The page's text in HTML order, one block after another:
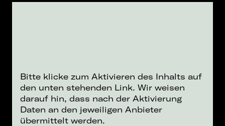
Bitte klicke zum Aktivieren des Inhalts auf
den unten stehenden Link. Wir weisen
darauf hin, dass nach der Aktivierung
Daten an den jeweiligen Anbieter
übermittelt werden.